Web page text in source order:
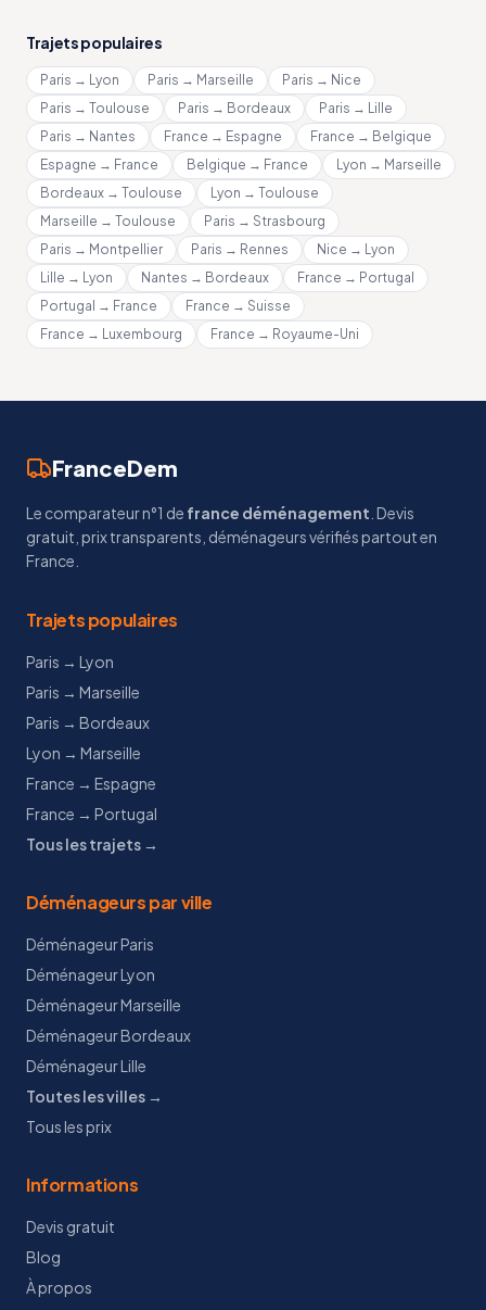
Trajets populaires
Paris → Lyon Paris → Marseille
Paris → Nice
Paris → Toulouse
Paris → Bordeaux
Paris → Lille
Paris → Nantes
France → Espagne
France → Belgique
Espagne → France
Belgique → France
Lyon → Marseille
Bordeaux → Toulouse
Lyon → Toulouse
Marseille → Toulouse
Paris → Strasbourg
Paris → Montpellier
Paris → Rennes
Nice → Lyon
Lille → Lyon
Nantes → Bordeaux
France → Portugal
Portugal → France
France → Suisse
France → Luxembourg
France → Royaume-Uni
FranceDem
Le comparateur n°1 de france déménagement . Devis
gratuit, prix transparents, déménageurs vérifiés partout en
France.
Trajets populaires
Paris → Lyon
Paris → Marseille
Paris → Bordeaux
Lyon → Marseille
France → Espagne
France → Portugal
Tous les trajets →
Déménageurs par ville
Déménageur Paris
Déménageur Lyon
Déménageur Marseille
Déménageur Bordeaux
Déménageur Lille
Toutes les villes →
Tous les prix
Informations
Devis gratuit
Blog
À propos